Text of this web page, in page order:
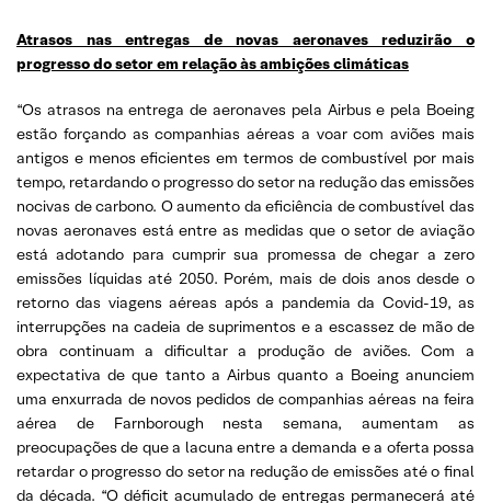
Atrasos nas entregas de novas aeronaves reduzirão o
progresso do setor em relação às ambições climáticas
“Os atrasos na entrega de aeronaves pela Airbus e pela Boeing
estão forçando as companhias aéreas a voar com aviões mais
antigos e menos eficientes em termos de combustível por mais
tempo, retardando o progresso do setor na redução das emissões
nocivas de carbono. O aumento da eficiência de combustível das
novas aeronaves está entre as medidas que o setor de aviação
está adotando para cumprir sua promessa de chegar a zero
emissões líquidas até 2050. Porém, mais de dois anos desde o
retorno das viagens aéreas após a pandemia da Covid-19, as
interrupções na cadeia de suprimentos e a escassez de mão de
obra continuam a dificultar a produção de aviões. Com a
expectativa de que tanto a Airbus quanto a Boeing anunciem
uma enxurrada de novos pedidos de companhias aéreas na feira
aérea de Farnborough nesta semana, aumentam as
preocupações de que a lacuna entre a demanda e a oferta possa
retardar o progresso do setor na redução de emissões até o final
da década. “O déficit acumulado de entregas permanecerá até